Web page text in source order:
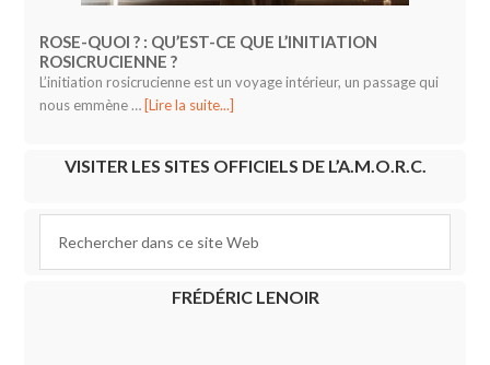
ROSE-QUOI ? : QU’EST-CE QUE L’INITIATION
ROSICRUCIENNE ?
L’initiation rosicrucienne est un voyage intérieur, un passage qui
nous emmène … [Lire la suite...]
VISITER LES SITES OFFICIELS DE L’A.M.O.R.C.
FRÉDÉRIC LENOIR